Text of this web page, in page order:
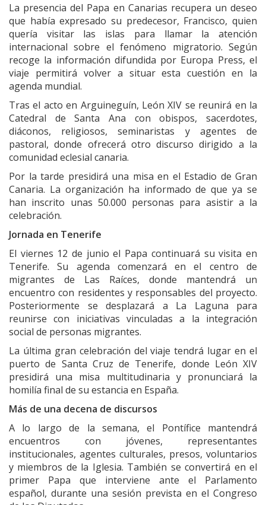
La presencia del Papa en Canarias recupera un deseo
que había expresado su predecesor, Francisco, quien
quería visitar las islas para llamar la atención
internacional sobre el fenómeno migratorio. Según
recoge la información difundida por Europa Press, el
viaje permitirá volver a situar esta cuestión en la
agenda mundial.
Tras el acto en Arguineguín, León XIV se reunirá en la
Catedral de Santa Ana con obispos, sacerdotes,
diáconos, religiosos, seminaristas y agentes de
pastoral, donde ofrecerá otro discurso dirigido a la
comunidad eclesial canaria.
Por la tarde presidirá una misa en el Estadio de Gran
Canaria. La organización ha informado de que ya se
han inscrito unas 50.000 personas para asistir a la
celebración.
Jornada en Tenerife
El viernes 12 de junio el Papa continuará su visita en
Tenerife. Su agenda comenzará en el centro de
migrantes de Las Raíces, donde mantendrá un
encuentro con residentes y responsables del proyecto.
Posteriormente se desplazará a La Laguna para
reunirse con iniciativas vinculadas a la integración
social de personas migrantes.
La última gran celebración del viaje tendrá lugar en el
puerto de Santa Cruz de Tenerife, donde León XIV
presidirá una misa multitudinaria y pronunciará la
homilía final de su estancia en España.
Más de una decena de discursos
A lo largo de la semana, el Pontífice mantendrá
encuentros con jóvenes, representantes
institucionales, agentes culturales, presos, voluntarios
y miembros de la Iglesia. También se convertirá en el
primer Papa que interviene ante el Parlamento
español, durante una sesión prevista en el Congreso